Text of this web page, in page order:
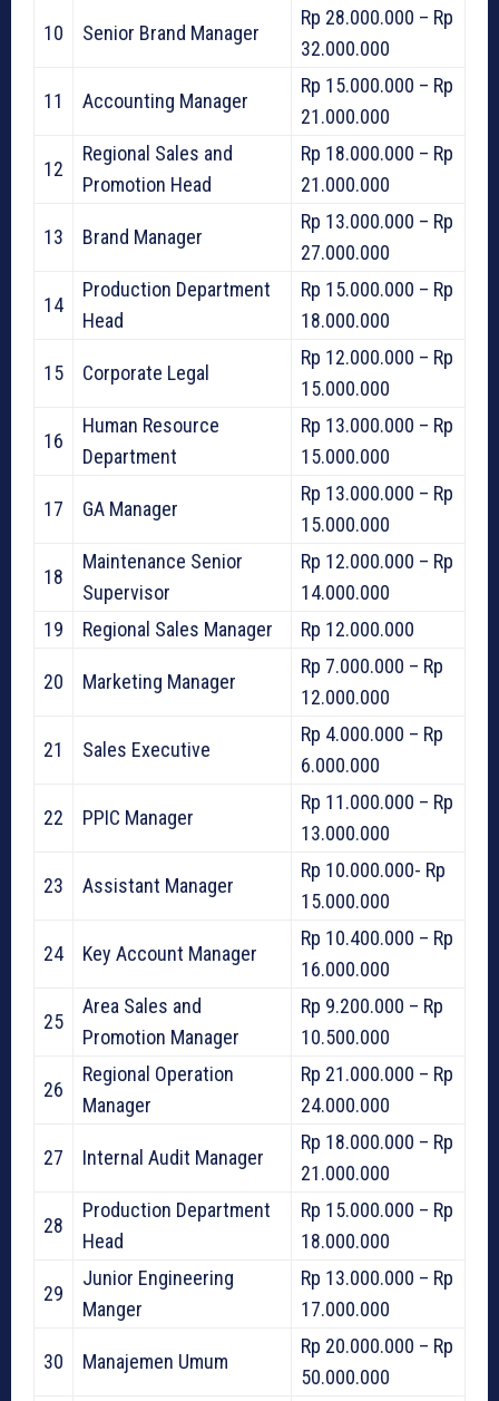
10 Senior Brand Manager
Rp 28.000.000 – Rp
32.000.000
11 Accounting Manager
Rp 15.000.000 – Rp
21.000.000
12
Regional Sales and
Promotion Head
Rp 18.000.000 – Rp
21.000.000
13 Brand Manager
Rp 13.000.000 – Rp
27.000.000
14
Production Department
Head
Rp 15.000.000 – Rp
18.000.000
15 Corporate Legal
Rp 12.000.000 – Rp
15.000.000
16
Human Resource
Department
Rp 13.000.000 – Rp
15.000.000
17 GA Manager
Rp 13.000.000 – Rp
15.000.000
18
Maintenance Senior
Supervisor
Rp 12.000.000 – Rp
14.000.000
19
Regional Sales Manager Rp 12.000.000
20 Marketing Manager
Rp 7.000.000 – Rp
12.000.000
21 Sales Executive
Rp 4.000.000 – Rp
6.000.000
22 PPIC Manager
Rp 11.000.000 – Rp
13.000.000
23 Assistant Manager
Rp 10.000.000- Rp
15.000.000
24 Key Account Manager
Rp 10.400.000 – Rp
16.000.000
25
Area Sales and
Promotion Manager
Rp 9.200.000 – Rp
10.500.000
26
Regional Operation
Manager
Rp 21.000.000 – Rp
24.000.000
27 Internal Audit Manager
Rp 18.000.000 – Rp
21.000.000
28
Production Department
Head
Rp 15.000.000 – Rp
18.000.000
29
Junior Engineering
Manger
Rp 13.000.000 – Rp
17.000.000
30 Manajemen Umum
Rp 20.000.000 – Rp
50.000.000